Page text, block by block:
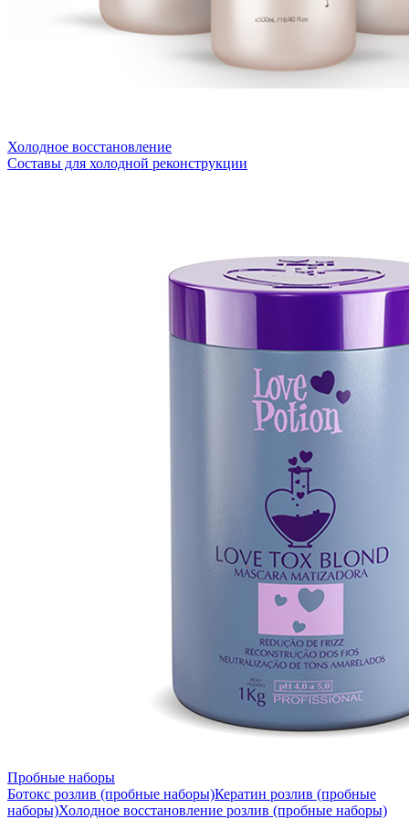
Холодное восстановление
Составы для холодной реконструкции
Пробные наборы
Ботокс розлив (пробные наборы)Кератин розлив (пробные
наборы)Холодное восстановление розлив (пробные наборы)